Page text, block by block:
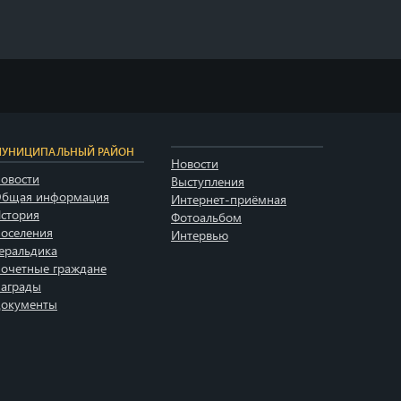
РАЙОН
информация
граждане
Новости
Выступления
Интернет-приёмная
Фотоальбом
Интервью